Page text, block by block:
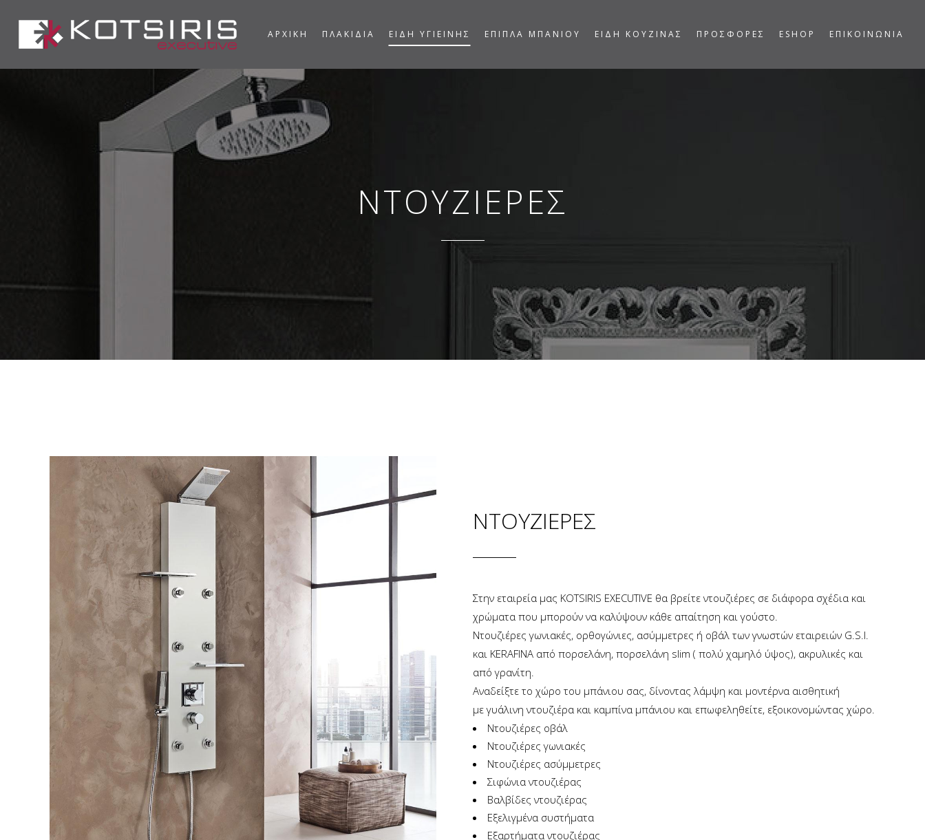
ΑΡΧΙΚΗ ΠΛΑΚΙΔΙΑ ΕΙΔΗ ΥΓΙΕΙΝΗΣ ΕΠΙΠΛΑ ΜΠΑΝΙΟΥ ΕΙΔΗ ΚΟΥΖΙΝΑΣ ΠΡΟΣΦΟΡΕΣ ESHOP ΕΠΙΚΟΙΝΩΝΙΑ
ΝΤΟΥΖΙΕΡΕΣ
ΝΤΟΥΖΙΕΡΕΣ
Στην εταιρεία μας KOTSIRIS EXECUTIVE θα βρείτε ντουζιέρες σε διάφορα σχέδια και
χρώματα που μπορούν να καλύψουν κάθε απαίτηση και γούστο.
Ντουζιέρες γωνιακές, ορθογώνιες, ασύμμετρες ή οβάλ των γνωστών εταιρειών G.S.I.
και KERAFINA από πορσελάνη, πορσελάνη slim ( πολύ χαμηλό ύψος), ακρυλικές και
από γρανίτη.
Αναδείξτε το χώρο του μπάνιου σας, δίνοντας λάμψη και μοντέρνα αισθητική
με γυάλινη ντουζιέρα και καμπίνα μπάνιου και επωφεληθείτε, εξοικονομώντας χώρο.
Ντουζιέρες οβάλ
Ντουζιέρες γωνιακές
Ντουζιέρες ασύμμετρες
Σιφώνια ντουζιέρας
Βαλβίδες ντουζιέρας
Εξελιγμένα συστήματα
Εξαρτήματα ντουζιέρας